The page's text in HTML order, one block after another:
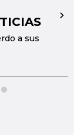
a sus
→